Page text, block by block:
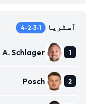
آسٹریا 4-2-3-1
A. Schlager
Posch